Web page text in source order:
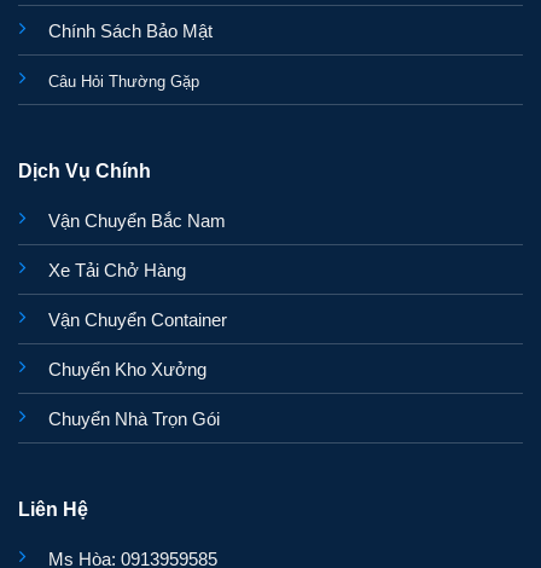
Chính Sách Bảo Mật
Câu Hỏi Thường Gặp
Dịch Vụ Chính
Vận Chuyển Bắc Nam
Xe Tải Chở Hàng
Vận Chuyển Container
Chuyển Kho Xưởng
Chuyển Nhà Trọn Gói
Liên Hệ
Ms Hòa: 0913959585